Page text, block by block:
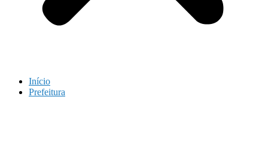
Início
Prefeitura